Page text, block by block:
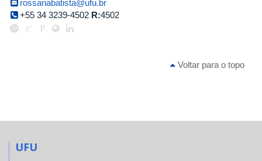
rossanabatista@ufu.br
+55 34 3239-4502 R:4502
Voltar para o topo
UFU